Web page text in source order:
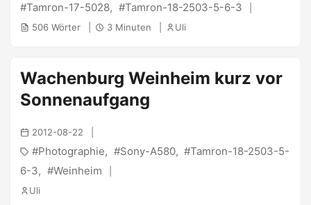
des Invalidendoms zitiere ich zunächst mal Wikipedia : ...
Tamron-17-5028
Tamron-18-2503-5-6-3
506 Wörter 3 Minuten Uli
Wachenburg Weinheim kurz vor
Sonnenaufgang
2012-08-22
Photographie Sony-A580
Tamron-18-2503-5-
6-3
Weinheim
Uli